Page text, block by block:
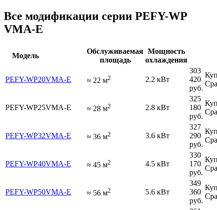
Все модификации серии PEFY-WP
VMA-E
Модель
Обслуживаемая
площадь
Мощность
охлаждения
PEFY-WP20VMA-E ≈ 22 м2 2.2 кВт
303
420
руб.
PEFY-WP25VMA-E ≈ 28 м2 2.8 кВт
325
180
руб.
PEFY-WP32VMA-E ≈ 36 м2 3.6 кВт
327
290
руб.
PEFY-WP40VMA-E ≈ 45 м2 4.5 кВт
330
170
руб.
PEFY-WP50VMA-E ≈ 56 м2 5.6 кВт
349
360
руб.